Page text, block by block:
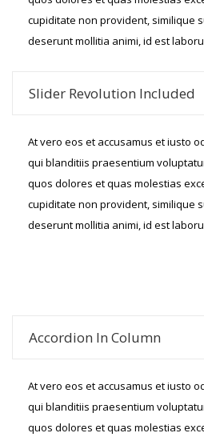
cupiditate non provident, similique
deserunt mollitia animi, id est
Slider Revolution Included
At vero eos et accusamus et iusto
qui blanditiis praesentium
quos dolores et quas molestias
cupiditate non provident, similique
deserunt mollitia animi, id est
Accordion In Column
At vero eos et accusamus et iusto
qui blanditiis praesentium
quos dolores et quas molestias